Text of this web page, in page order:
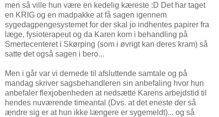
men så ville hun være en kedelig kæreste :D Det har taget
en KRIG og en madpakke at få sagen igennem
sygedagpengesystemet for der skal jo indhentes papirer fra
læge, fysioterapeut og da Karen kom i behandling på
Smertecenteret i Skørping (som i øvrigt kan deres kram) så
satte det også sagen i bero...
Men i går var vi dernede til afsluttende samtale og på
mandag skriver sagsbehandleren sin anbefaling hvor hun
anbefaler flexjobenheden at nedsætte Karens arbejdstid til
hendes nuværende timeantal (Dvs. at det eneste der så
ændre sig er at hun ikke længere er sygemeldt)... og så